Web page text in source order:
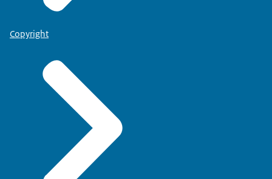
Copyright